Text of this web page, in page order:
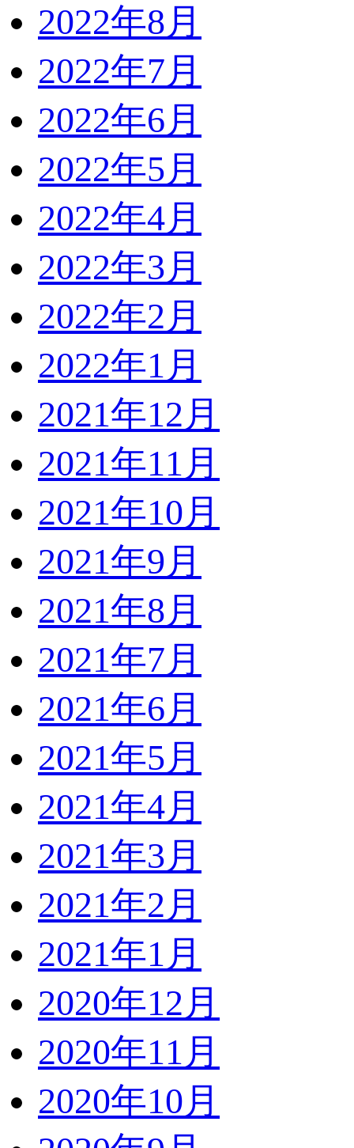
2022年8月
2022年7月
2022年6月
2022年5月
2022年4月
2022年3月
2022年2月
2022年1月
2021年12月
2021年11月
2021年10月
2021年9月
2021年8月
2021年7月
2021年6月
2021年5月
2021年4月
2021年3月
2021年2月
2021年1月
2020年12月
2020年11月
2020年10月